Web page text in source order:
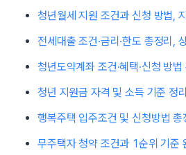
청년월세 지원 조건과 신청 방법,
전세대출 조건·금리·한도 총정리,
청년도약계좌 조건·혜택·신청 방
청년 지원금 자격 및 소득 기준 정리
행복주택 입주조건 및 신청방법 총
무주택자 청약 조건과 1순위 기준